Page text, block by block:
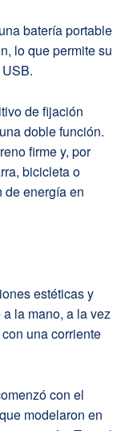
batería portable
lo que permite su
de fijación
doble función.
firme y, por
bicicleta o
de energía en
estéticas y
a la mano, a la vez
una corriente
con el
modelaron en